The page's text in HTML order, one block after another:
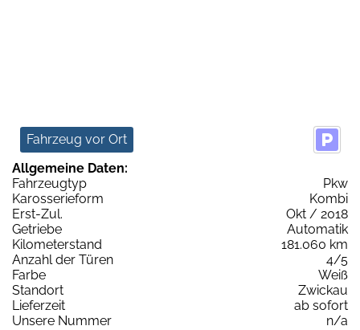
Fahrzeug vor Ort
Allgemeine Daten:
Fahrzeugtyp
Pkw
Karosserieform
Kombi
Erst-Zul.
Okt / 2018
Getriebe
Automatik
Kilometerstand
181.060 km
Anzahl der Türen
4/5
Farbe
Weiß
Standort
Zwickau
Lieferzeit
ab sofort
Unsere Nummer
n/a